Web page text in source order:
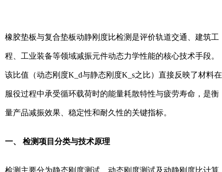
橡胶垫板与复合垫板动静刚度比检测是评价轨道交通、建筑工
程、工业装备等领域减振元件动态力学性能的核心技术手段。
该比值（动态刚度K_d与静态刚度K_s之比）直接反映了材料在
服役过程中承受循环载荷时的能量耗散特性与疲劳寿命，是衡
量产品减振效果、稳定性和耐久性的关键指标。
一、 检测项目分类与技术原理